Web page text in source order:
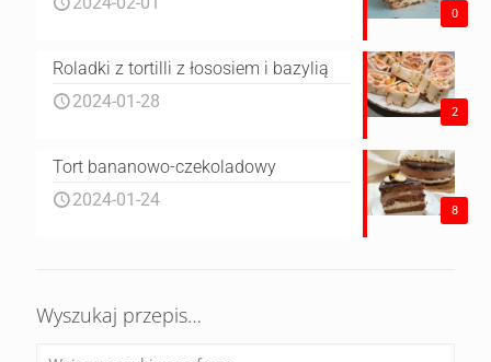
0
2
Roladki z tortilli z łososiem i bazylią
2024-01-28
8
Tort bananowo-czekoladowy
2024-01-24
Wyszukaj przepis…